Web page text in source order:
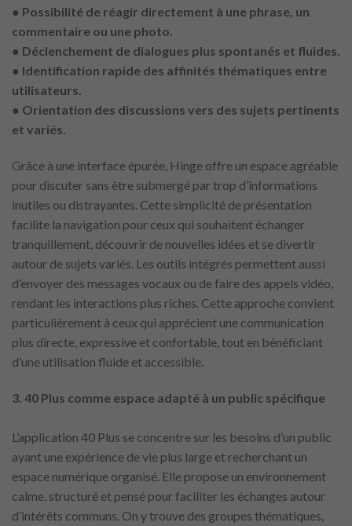
● Possibilité de réagir directement à une phrase, un
commentaire ou une photo.
● Déclenchement de dialogues plus spontanés et fluides.
● Identification rapide des affinités thématiques entre
utilisateurs.
● Orientation des discussions vers des sujets pertinents
et variés.
Grâce à une interface épurée, Hinge offre un espace agréable
pour discuter sans être submergé par trop d’informations
inutiles ou distrayantes. Cette simplicité de présentation
facilite la navigation pour ceux qui souhaitent échanger
tranquillement, découvrir de nouvelles idées et se divertir
autour de sujets variés. Les outils intégrés permettent aussi
d’envoyer des messages vocaux ou de faire des appels vidéo,
rendant les interactions plus riches. Cette approche convient
particulièrement à ceux qui apprécient une communication
plus directe, expressive et confortable, tout en bénéficiant
d’une utilisation fluide et accessible.
3. 40 Plus comme espace adapté à un public spécifique
L’application 40 Plus se concentre sur les besoins d’un public
ayant une expérience de vie plus large et recherchant un
espace numérique organisé. Elle propose un environnement
calme, structuré et pensé pour faciliter les échanges autour
d’intérêts communs. On y trouve des groupes thématiques,